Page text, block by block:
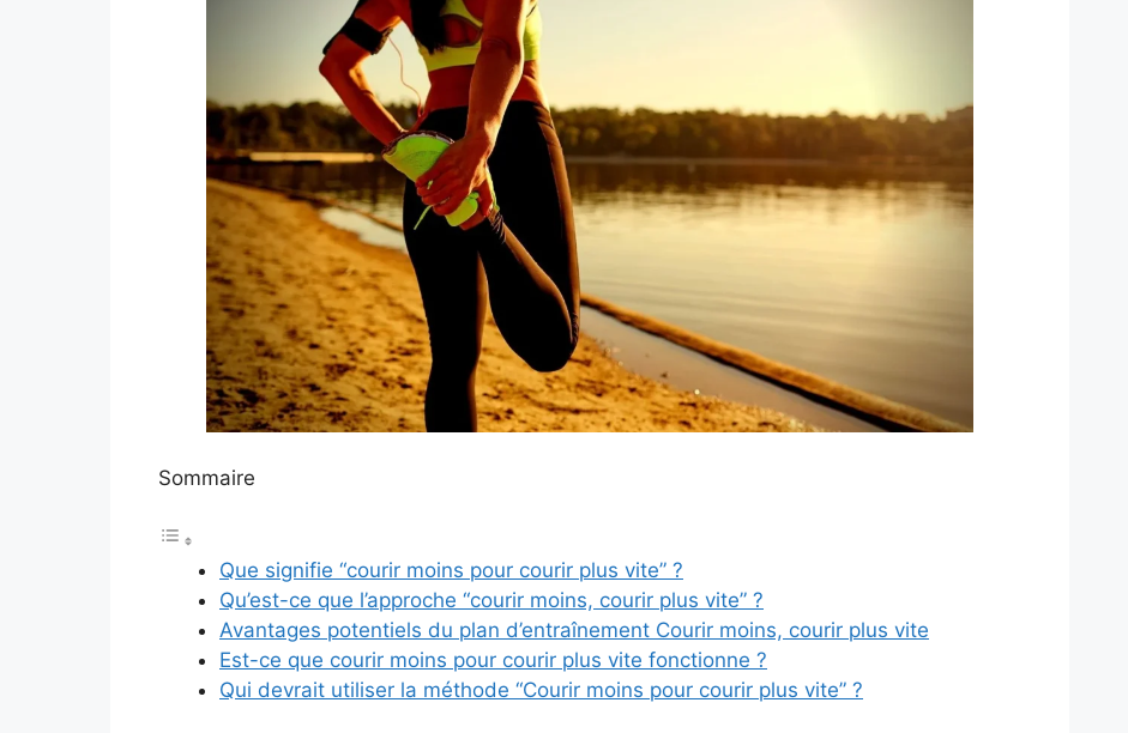
Sommaire
Que signifie “courir moins pour courir plus vite” ?
Qu’est-ce que l’approche “courir moins, courir plus vite” ?
Avantages potentiels du plan d’entraînement Courir moins, courir plus vite
Est-ce que courir moins pour courir plus vite fonctionne ?
Qui devrait utiliser la méthode “Courir moins pour courir plus vite” ?